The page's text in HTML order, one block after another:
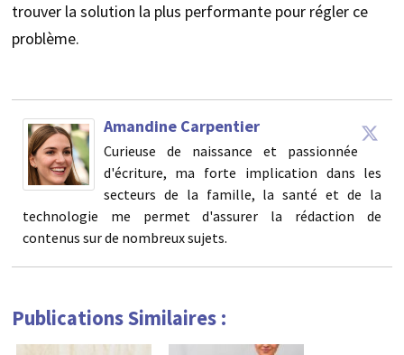
trouver la solution la plus performante pour régler ce
problème.
Amandine Carpentier
Curieuse de naissance et passionnée
d'écriture, ma forte implication dans les
secteurs de la famille, la santé et de la
technologie me permet d'assurer la rédaction de
contenus sur de nombreux sujets.
Publications Similaires :